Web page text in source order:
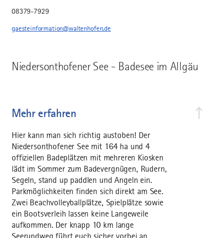
Niedersonthofener See - Badesee im Allgäu
Mehr erfahren
Hier kann man sich richtig austoben! Der
Niedersonthofener See mit 164 ha und 4
offiziellen Badeplätzen mit mehreren Kiosken
lädt im Sommer zum Badevergnügen, Rudern,
Segeln, stand up paddlen und Angeln ein.
Parkmöglichkeiten finden sich direkt am See.
Zwei Beachvolleyballplätze, Spielplätze sowie
ein Bootsverleih lassen keine Langeweile
aufkommen. Der knapp 10 km lange
08379-7929
gaesteinformation@waltenhofen.de